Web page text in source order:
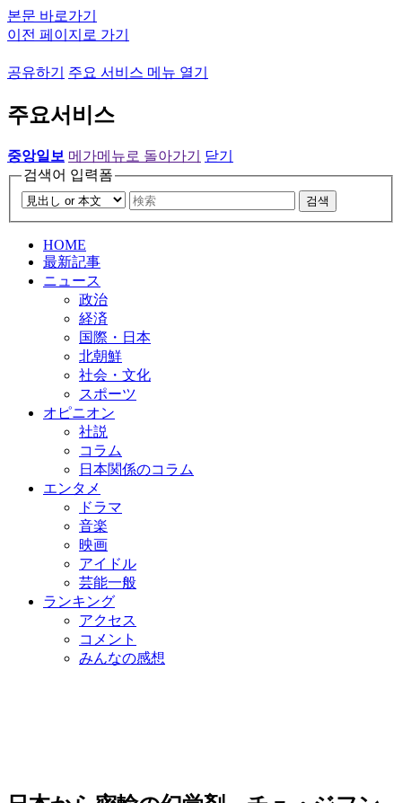
본문 바로가기
이전 페이지로 가기
공유하기 주요 서비스 메뉴 열기
주요서비스
중앙일보 메가메뉴로 돌아가기
닫기
검색어 입력폼
검색
HOME
最新記事
ニュース
政治
経済
国際・日本
北朝鮮
社会・文化
スポーツ
オピニオン
社説
コラム
日本関係のコラム
エンタメ
ドラマ
音楽
映画
アイドル
芸能一般
ランキング
アクセス
コメント
みんなの感想